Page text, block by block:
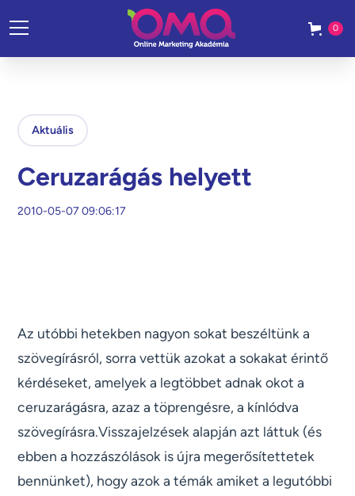
0
Aktuális
Ceruzarágás helyett
2010-05-07 09:06:17
Az utóbbi hetekben nagyon sokat beszéltünk a
szövegírásról, sorra vettük azokat a sokakat érintő
kérdéseket, amelyek a legtöbbet adnak okot a
ceruzarágásra, azaz a töprengésre, a kínlódva
szövegírásra.Visszajelzések alapján azt láttuk (és
ebben a hozzászólások is újra megerősítettetek
bennünket), hogy azok a témák amiket a legutóbbi